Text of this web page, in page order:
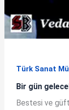
Türk Sanat
Bir gün
Bestesi ve